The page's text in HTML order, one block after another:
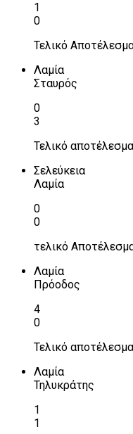
1
0
Τελικό
Λαμία
Σταυρός
0
3
Τελικό αποτέλεσμα
Σελεύκεια
Λαμία
0
0
τελικό
Λαμία
Πρόοδος
4
0
Τελικό αποτέλεσμα
Λαμία
Τηλυκράτης
1
1